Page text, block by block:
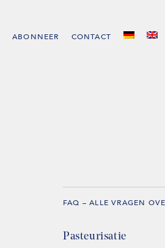
ABONNEER CONTACT
FAQ – ALLE VRAGEN
Pasteurisatie